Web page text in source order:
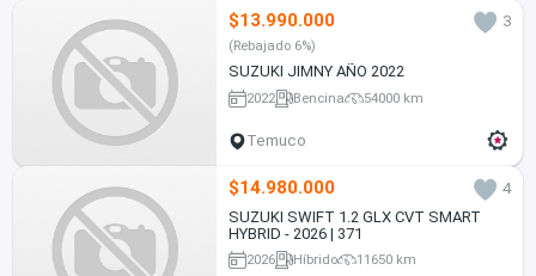
$13.990.000 3
(Rebajado 6%)
SUZUKI JIMNY AÑO 2022
2022 Bencina 54000 km
Temuco
$14.980.000
4
SUZUKI SWIFT 1.2 GLX CVT SMART
HYBRID - 2026 | 371
2026 Híbrido 11650 km